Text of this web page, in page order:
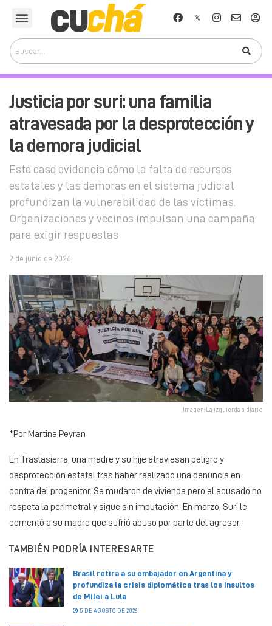
Justicia por suri: una familia
atravesada por la desprotección y
la demora judicial
Este caso evidencia cómo la falta de recursos
estatales y las demoras en el sistema judicial
profundizan la vulnerabilidad de las víctimas.
Organizaciones y vecinos impulsan una campaña
para exigir respuestas
2 de junio de 2026
Imagen: La izquierda a diario
*Por Martina Peyran
En Traslasierra, una madre y su hije atraviesan peligro y
desprotección estatal tras haber realizado una denuncia en
contra del progenitor. Se mudaron de vivienda pero el acusado no
respeta la perimetral y sigue sin imputación. En marzo, Suri le
comentó a su madre que sufrió abuso por parte del agresor.
TAMBIÉN PODRÍA INTERESARTE
Brasil retira a su embajador en Argentina y
profundiza la crisis diplomática tras los insultos
de Milei a Lula
5 DE AGOSTO DE 2026